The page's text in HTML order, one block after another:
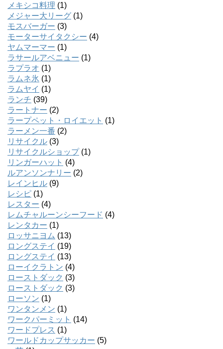
メキシコ料理 (1)
メジャー大リーグ (1)
モスバーガー (3)
モーターサイタクシー (4)
ヤムマーマー (1)
ラサールアベニュー (1)
ラプラオ (1)
ラムネ氷 (1)
ラムヤイ (1)
ランチ (39)
ラートナー (2)
ラープペット・ロイエット (1)
ラーメン一番 (2)
リサイクル (3)
リサイクルショップ(1)
リンガーハット (4)
ルアンソンナリー (2)
レインヒル (9)
レシピ (1)
レスター (4)
レムチャルーンシーフード (4)
レンタカー (1)
ロッサニヨム (13)
ロングステイ (19)
ロングステイ (13)
ローイクラトン (4)
ローストダック (3)
ローストダック (3)
ローソン (1)
ワンタンメン (1)
ワークパーミット (14)
ワードプレス (1)
ワールドカップサッカー (5)